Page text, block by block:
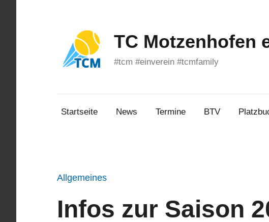
TC Motzenhofen
#tcm #einverein #tcmfamily
Startseite News Termine BTV
Allgemeines
Infos zur Saison